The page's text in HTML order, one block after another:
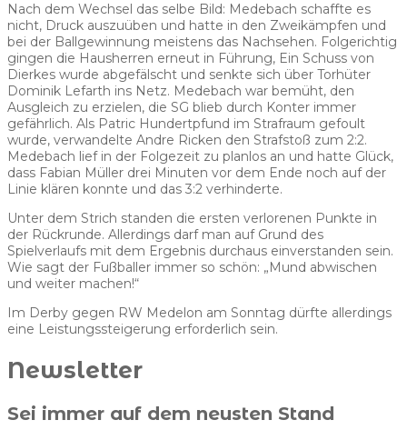
Nach dem Wechsel das selbe Bild: Medebach schaffte es
nicht, Druck auszuüben und hatte in den Zweikämpfen und
bei der Ballgewinnung meistens das Nachsehen. Folgerichtig
gingen die Hausherren erneut in Führung, Ein Schuss von
Dierkes wurde abgefälscht und senkte sich über Torhüter
Dominik Lefarth ins Netz. Medebach war bemüht, den
Ausgleich zu erzielen, die SG blieb durch Konter immer
gefährlich. Als Patric Hundertpfund im Strafraum gefoult
wurde, verwandelte Andre Ricken den Strafstoß zum 2:2.
Medebach lief in der Folgezeit zu planlos an und hatte Glück,
dass Fabian Müller drei Minuten vor dem Ende noch auf der
Linie klären konnte und das 3:2 verhinderte.
Unter dem Strich standen die ersten verlorenen Punkte in
der Rückrunde. Allerdings darf man auf Grund des
Spielverlaufs mit dem Ergebnis durchaus einverstanden sein.
Wie sagt der Fußballer immer so schön: „Mund abwischen
und weiter machen!“
Im Derby gegen RW Medelon am Sonntag dürfte allerdings
eine Leistungssteigerung erforderlich sein.
Newsletter
Sei immer auf dem neusten Stand